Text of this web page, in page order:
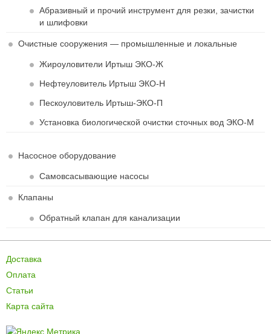
Абразивный и прочий инструмент для резки, зачистки
и шлифовки
Очистные сооружения — промышленные и локальные
Жироуловители Иртыш ЭКО-Ж
Нефтеуловитель Иртыш ЭКО-Н
Пескоуловитель Иртыш-ЭКО-П
Установка биологической очистки сточных вод ЭКО-М
Насосное оборудование
Самовсасывающие насосы
Клапаны
Обратный клапан для канализации
Доставка
Оплата
Статьи
Карта сайта